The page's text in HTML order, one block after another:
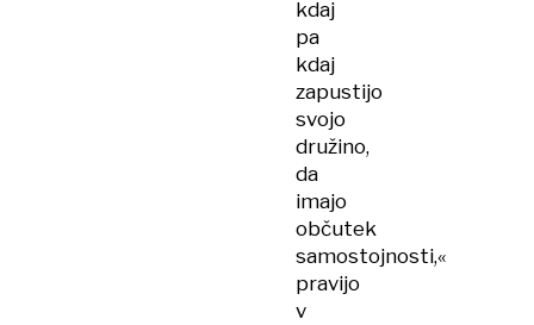
kdaj
pa
kdaj
zapustijo
svojo
družino,
da
imajo
občutek
samostojnosti,«
pravijo
v